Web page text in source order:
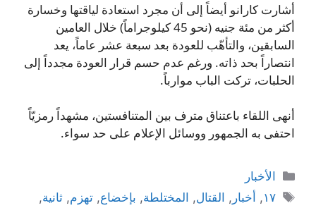
أشارت كارانو أيضاً إلى أن مجرد استعادة لياقتها وخسارة
أكثر من مئة جنيه (نحو 45 كيلوجراماً) خلال العامين
السابقين، والتأهّب للعودة بعد سبعة عشر عاماً، يعد
انتصاراً بحد ذاته. ورغم عدم حسم قرار العودة مجدداً إلى
الحلبات، تركت الباب موارباً.
أنهى اللقاء باعتناق مترف بين المتنافستين، مشهداً رمزيّاً
احتفى به الجمهور ووسائل الإعلام على حد سواء.
التصنيفات
الأخبار
الوسوم
١٧, أخبار , القتال, المختلطة, بإخضاع,تهزم,ثانية,